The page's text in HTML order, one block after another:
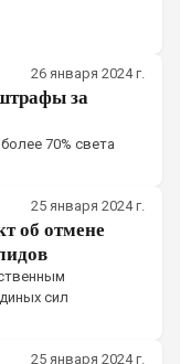
26 января 2024 г.
за
70% света
25 января 2024 г.
об отмене
сил
25 января 2024 г.